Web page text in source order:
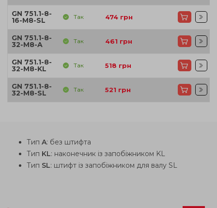
GN 751.1-8-
16-M8-SL Так 474 грн
GN 751.1-8-
32-M8-A Так 461 грн
GN 751.1-8-
32-M8-KL Так 518 грн
GN 751.1-8-
32-M8-SL Так 521 грн
Тип A: без штифта
Тип KL: наконечник із запобіжником KL
Тип SL: штифт із запобіжником для валу SL